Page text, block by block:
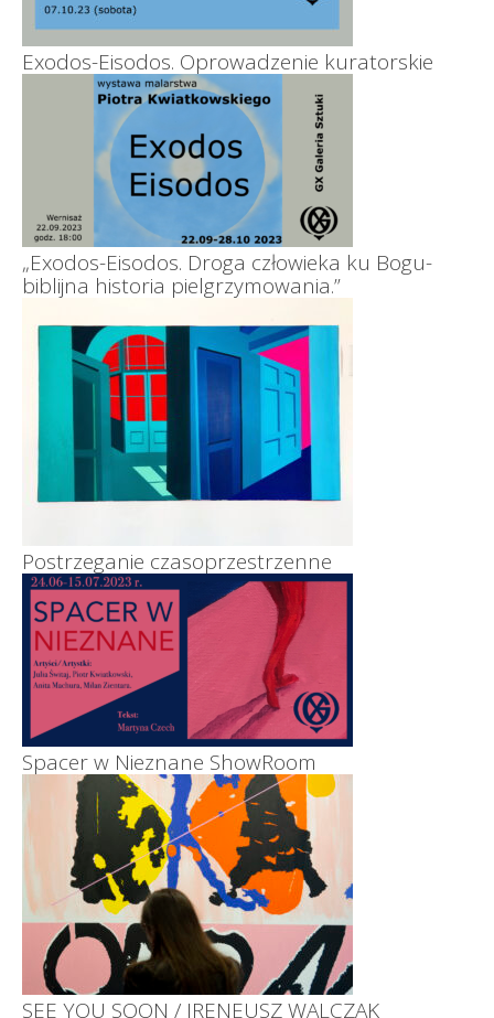
Exodos-Eisodos. Oprowadzenie kuratorskie
„Exodos-Eisodos. Droga człowieka ku Bogu-
biblijna historia pielgrzymowania.”
Postrzeganie czasoprzestrzenne
Spacer w Nieznane ShowRoom
SEE YOU SOON / IRENEUSZ WALCZAK